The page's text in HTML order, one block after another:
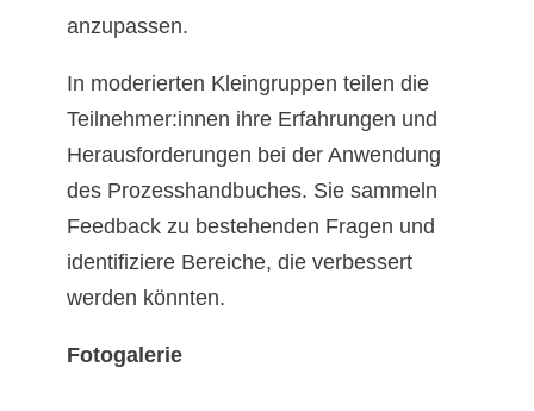
anzupassen.
In moderierten Kleingruppen teilen die
Teilnehmer:innen ihre Erfahrungen und
Herausforderungen bei der Anwendung
des Prozesshandbuches. Sie sammeln
Feedback zu bestehenden Fragen und
identifiziere Bereiche, die verbessert
werden könnten.
Fotogalerie